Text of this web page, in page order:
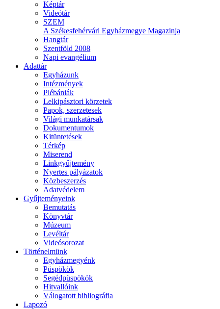
Képtár
Videótár
SZEM
A Székesfehérvári Egyházmegye Magazinja
Hangtár
Szentföld 2008
Napi evangélium
Adattár
Egyházunk
Intézmények
Plébániák
Lelkipásztori körzetek
Papok, szerzetesek
Világi munkatársak
Dokumentumok
Kitüntetések
Térkép
Miserend
Linkgyűjtemény
Nyertes pályázatok
Közbeszerzés
Adatvédelem
Gyűjteményeink
Bemutatás
Könyvtár
Múzeum
Levéltár
Videósorozat
Történelmünk
Egyházmegyénk
Püspökök
Segédpüspökök
Hitvallóink
Válogatott bibliográfia
Lapozó